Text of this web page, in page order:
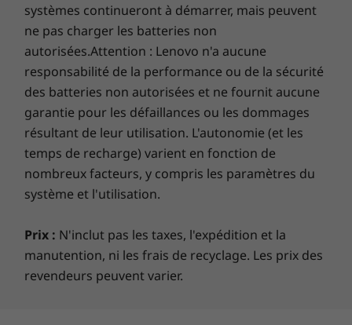
systèmes continueront à démarrer, mais peuvent
ne pas charger les batteries non
autorisées.Attention : Lenovo n'a aucune
responsabilité de la performance ou de la sécurité
des batteries non autorisées et ne fournit aucune
garantie pour les défaillances ou les dommages
résultant de leur utilisation. L'autonomie (et les
temps de recharge) varient en fonction de
nombreux facteurs, y compris les paramètres du
système et l'utilisation.
Prix : N'inclut pas les taxes, l'expédition et la
manutention, ni les frais de recyclage. Les prix des
revendeurs peuvent varier.